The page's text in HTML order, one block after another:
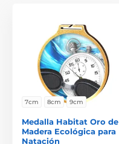
7cm 8cm 9cm
Medalla Habitat Oro de
Madera Ecológica para
Natación